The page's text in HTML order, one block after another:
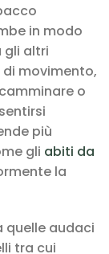
in modo
gli altri
movimento,
o
più
gli abiti da
la
quelle audaci
tra cui